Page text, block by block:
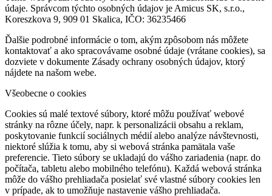
údaje. Správcom týchto osobných údajov je Amicus SK, s.r.o.,
Koreszkova 9, 909 01 Skalica, IČO: 36235466
Ďalšie podrobné informácie o tom, akým zpôsobom nás môžete
kontaktovať a ako spracovávame osobné údaje (vrátane cookies), sa
dozviete v dokumente Zásady ochrany osobných údajov, ktorý
nájdete na našom webe.
Všeobecne o cookies
Cookies sú malé textové súbory, ktoré môžu používať webové
stránky na rôzne účely, napr. k personalizácii obsahu a reklam,
poskytovanie funkcií sociálnych médií alebo analýze návštevnosti,
niektoré slúžia k tomu, aby si webová stránka pamätala vaše
preferencie. Tieto súbory se ukladajú do vášho zariadenia (napr. do
počítača, tabletu alebo mobilného telefónu). Každá webová stránka
môže do vášho prehliadača posielať své vlastné súbory cookies len
v prípade, ak to umožňuje nastavenie vášho prehliadača.